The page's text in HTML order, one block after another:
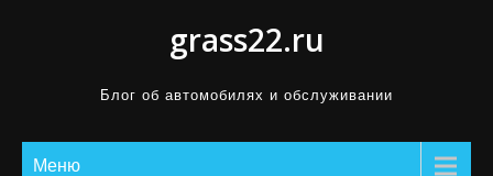
grass22.ru
Блог об автомобилях и обслуживании
Меню